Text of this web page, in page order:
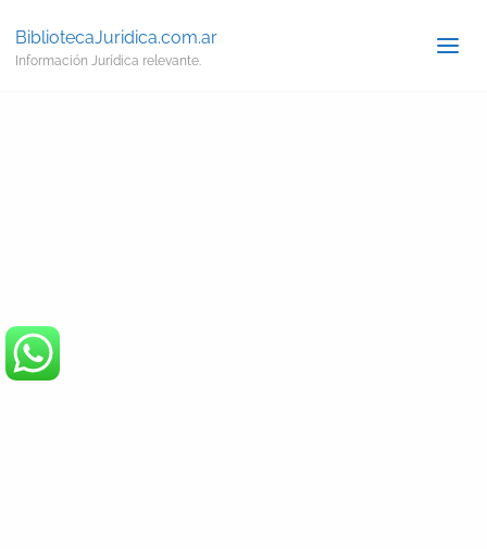
BibliotecaJuridica.com.ar
Información Jurídica relevante.